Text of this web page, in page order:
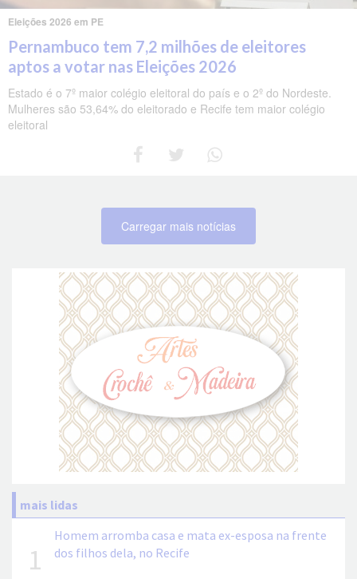
Eleições 2026 em PE
Pernambuco tem 7,2 milhões de eleitores
aptos a votar nas Eleições 2026
Estado é o 7º maior colégio eleitoral do país e o 2º do Nordeste.
Mulheres são 53,64% do eleitorado e Recife tem maior colégio
eleitoral
Carregar mais notícias
mais lidas
1
Homem arromba casa e mata ex-esposa na frente
dos filhos dela, no Recife